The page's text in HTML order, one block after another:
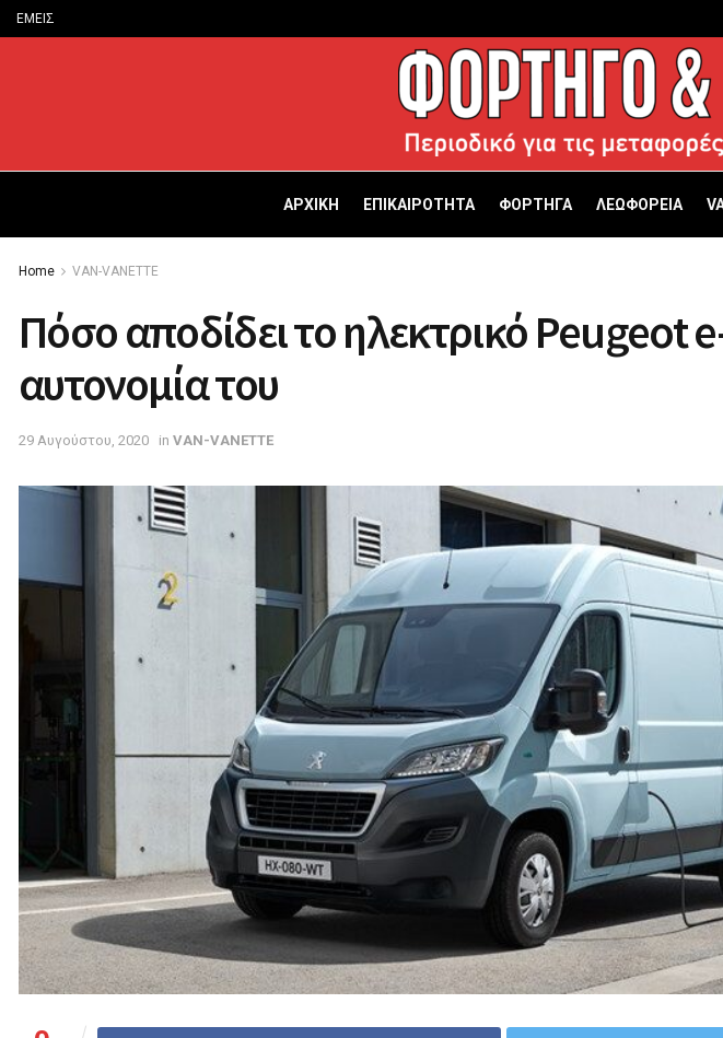
ΕΜΕΙΣ
ΑΡΧΙΚΗ ΕΠΙΚΑΙΡΟΤΗΤΑ ΦΟΡΤΗΓΑ ΛΕΩΦΟΡΕΙΑ
Home VAN-VANETTΕ
Πόσο αποδίδει το ηλεκτρικό Peugeot
αυτονομία του
29 Αυγούστου, 2020 in VAN-VANETTΕ